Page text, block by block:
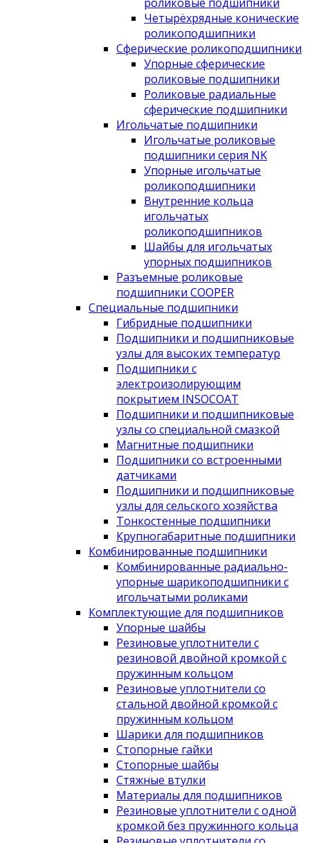
Четырёхрядные конические
роликоподшипники
Сферические роликоподшипники
Упорные сферические
роликовые подшипники
Роликовые радиальные
сферические подшипники
Игольчатые подшипники
Игольчатые роликовые
подшипники серия NK
Упорные игольчатые
роликоподшипники
Внутренние кольца
игольчатых
роликоподшипников
Шайбы для игольчатых
упорных подшипников
Разъемные роликовые
подшипники COOPER
Специальные подшипники
Гибридные подшипники
Подшипники и подшипниковые
узлы для высоких температур
Подшипники с
электроизолирующим
покрытием INSOCOAT
Подшипники и подшипниковые
узлы со специальной смазкой
Магнитные подшипники
Подшипники со встроенными
датчиками
Подшипники и подшипниковые
узлы для сельского хозяйства
Тонкостенные подшипники
Крупногабаритные подшипники
Комбинированные подшипники
Комбинированные радиально-
упорные шарикоподшипники с
игольчатыми роликами
Комплектующие для подшипников
Упорные шайбы
Резиновые уплотнители с
резиновой двойной кромкой с
пружинным кольцом
Резиновые уплотнители со
стальной двойной кромкой с
пружинным кольцом
Шарики для подшипников
Стопорные гайки
Стопорные шайбы
Стяжные втулки
Материалы для подшипников
Резиновые уплотнители с одной
кромкой без пружинного кольца